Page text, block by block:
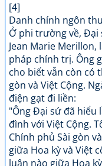
[4]
Danh chính ngôn
Ở phi trường về, Đại
Jean Marie Merillon,
pháp chính trị. Ông
cho biết vẫn còn có
gòn và Việt Cộng.
điện gạt đi liền:
"Ông Đại sứ đã hiểu
đình với Việt Cộng.
Chính phủ Sài gòn
giữa Hoa kỳ và Việt
luận nào giữa Hoa